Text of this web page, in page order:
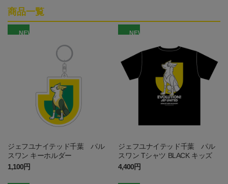
商品一覧
NEW
ジェフユナイテッド千葉 パル
スワン キーホルダー
1,100円
NEW
ジェフユナイテッド千葉 パル
スワン Tシャツ BLACK キッズ
4,400円